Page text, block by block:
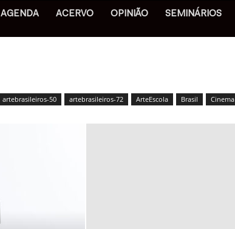
AGENDA ACERVO OPINIÃO SEMINÁRIOS
artebrasileiros-50 artebrasileiros-72 ArteEscola Brasil Cinema